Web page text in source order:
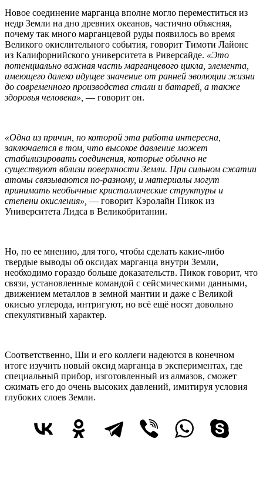
Новое соединение марганца вполне могло переместиться из
недр Земли на дно древних океанов, частично объясняя,
почему так много марганцевой руды появилось во время
Великого окислительного события, говорит Тимоти Лайонс
из Калифорнийского университета в Риверсайде. «Это
потенциально важная часть марганцевого цикла, элемента,
имеющего далеко идущее значение от ранней эволюции жизни
до современного производства стали и батарей, а также
здоровья человека», — говорит он.
«Одна из причин, по которой эта работа интересна,
заключается в том, что высокое давление может
стабилизировать соединения, которые обычно не
существуют вблизи поверхности Земли. При сильном сжатии
атомы связываются по-разному, и материалы могут
принимать необычные кристаллические структуры и
степени окисления», — говорит Кэролайн Пикок из
Университета Лидса в Великобритании.
Но, по ее мнению, для того, чтобы сделать какие-либо
твердые выводы об оксидах марганца внутри Земли,
необходимо гораздо больше доказательств. Пикок говорит, что
связи, установленные командой с сейсмическими данными,
движением металлов в земной мантии и даже с Великой
окисью углерода, интригуют, но всё ещё носят довольно
спекулятивный характер.
Соответственно, Ши и его коллеги надеются в конечном
итоге изучить новый оксид марганца в экспериментах, где
специальный прибор, изготовленный из алмазов, сможет
сжимать его до очень высоких давлений, имитируя условия
глубоких слоев Земли.